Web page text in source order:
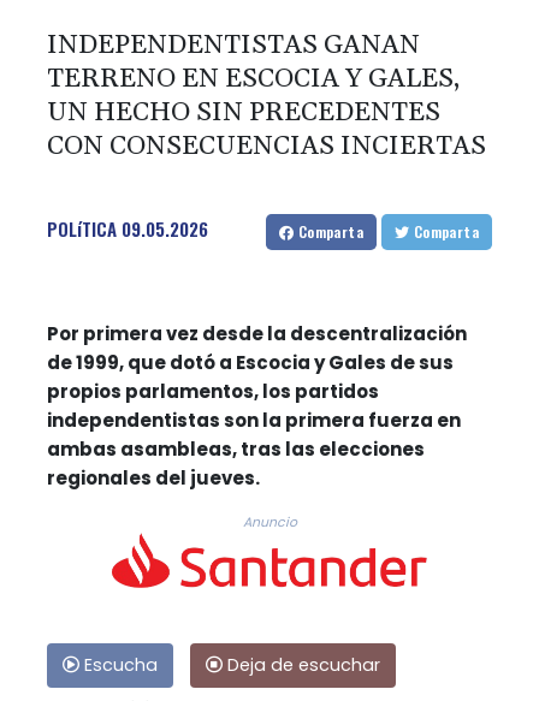
INDEPENDENTISTAS GANAN
TERRENO EN ESCOCIA Y GALES,
UN HECHO SIN PRECEDENTES
CON CONSECUENCIAS INCIERTAS
POLíTICA 09.05.2026 Comparta Comparta
Por primera vez desde la descentralización
de 1999, que dotó a Escocia y Gales de sus
propios parlamentos, los partidos
independentistas son la primera fuerza en
ambas asambleas, tras las elecciones
regionales del jueves.
Anuncio
Escucha
Deja de escuchar